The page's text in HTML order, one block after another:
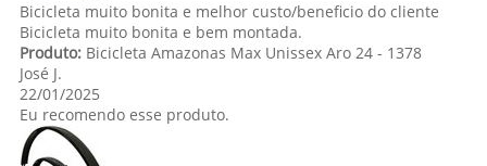
Bicicleta muito bonita e melhor custo/beneficio do cliente
Bicicleta muito bonita e bem montada.
Produto:Bicicleta Amazonas Max Unissex Aro 24 - 1378
José J.
22/01/2025
Eu recomendo esse produto.